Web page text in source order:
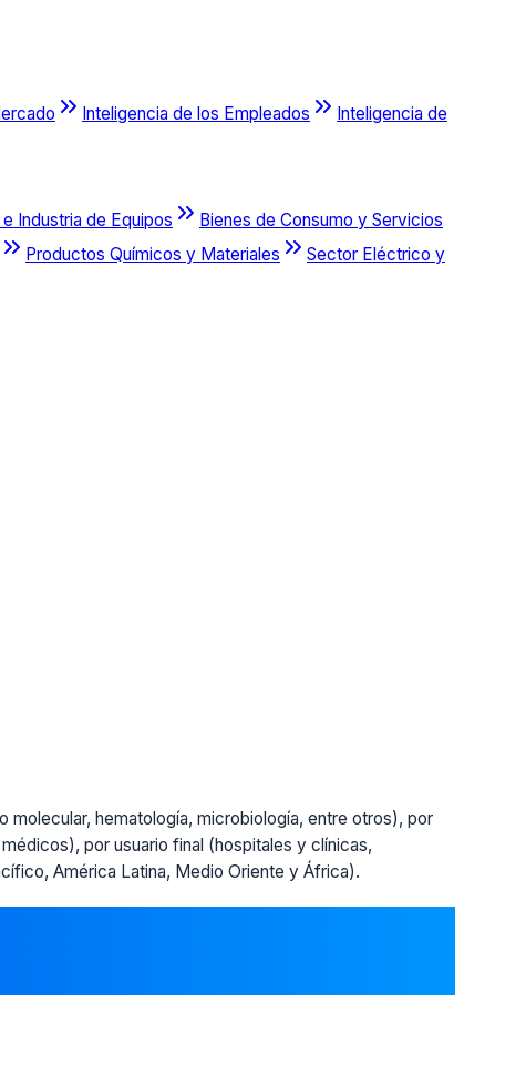
Inteligencia de los Empleados
Inteligencia de
Industria de Equipos
Bienes de Consumo y Servicios
Productos Químicos y Materiales
Sector Eléctrico y
hematología, microbiología, entre otros), por
por usuario final (hospitales y clínicas,
América Latina, Medio Oriente y África).